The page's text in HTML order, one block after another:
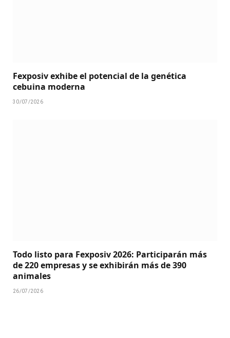
Fexposiv exhibe el potencial de la genética
cebuina moderna
30/07/2026
Todo listo para Fexposiv 2026: Participarán más
de 220 empresas y se exhibirán más de 390
animales
26/07/2026